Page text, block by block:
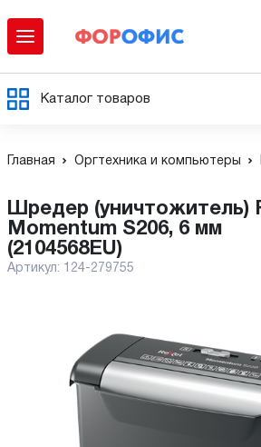
Каталог товаров
Главная Оргтехника и компьютеры
Шредер (уничтожитель) Rexel
Momentum S206, 6 мм
(2104568EU)
Артикул: 124-279755